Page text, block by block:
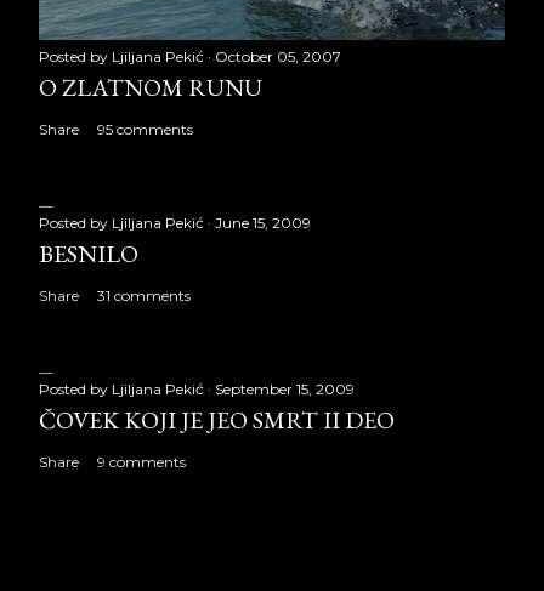
Posted by Ljiljana Pekić October 05, 2007
O ZLATNOM RUNU
Share 95 comments
Posted by Ljiljana Pekić June 15, 2009
BESNILO
Share 31 comments
Posted by Ljiljana Pekić September 15, 2009
ČOVEK KOJI JE JEO SMRT II DEO
Share 9 comments